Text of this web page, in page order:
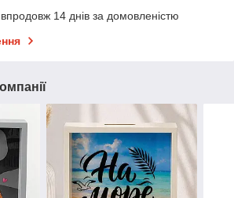
14 днів за домовленістю